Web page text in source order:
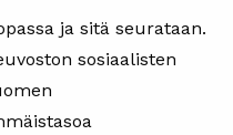
ja sitä seurataan.
sosiaalisten